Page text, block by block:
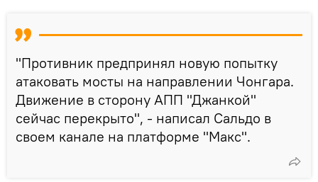
"Противник предпринял новую попытку
атаковать мосты на направлении Чонгара.
Движение в сторону АПП "Джанкой"
сейчас перекрыто", - написал Сальдо в
своем канале на платформе "Макс".